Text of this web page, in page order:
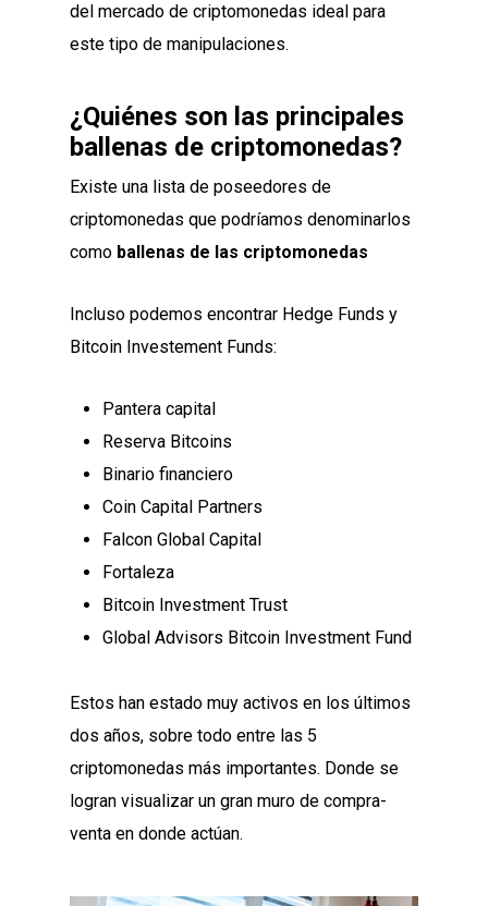
del mercado de criptomonedas ideal para
este tipo de manipulaciones.
¿Quiénes son las principales
ballenas de criptomonedas?
Existe una lista de poseedores de
criptomonedas que podríamos denominarlos
como ballenas de las criptomonedas
Incluso podemos encontrar Hedge Funds y
Bitcoin Investement Funds:
Pantera capital
Reserva Bitcoins
Binario financiero
Coin Capital Partners
Falcon Global Capital
Fortaleza
Bitcoin Investment Trust
Global Advisors Bitcoin Investment Fund
Estos han estado muy activos en los últimos
dos años, sobre todo entre las 5
criptomonedas más importantes. Donde se
logran visualizar un gran muro de compra-
venta en donde actúan.